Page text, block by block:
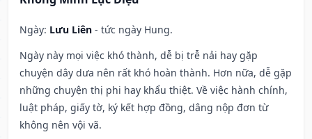
Ngày: Lưu Liên - tức ngày Hung.
Ngày này mọi việc khó thành, dễ bị trễ nải hay gặp
chuyện dây dưa nên rất khó hoàn thành. Hơn nữa, dễ gặp
những chuyện thị phi hay khẩu thiệt. Về việc hành chính,
luật pháp, giấy tờ, ký kết hợp đồng, dâng nộp đơn từ
không nên vội vã.